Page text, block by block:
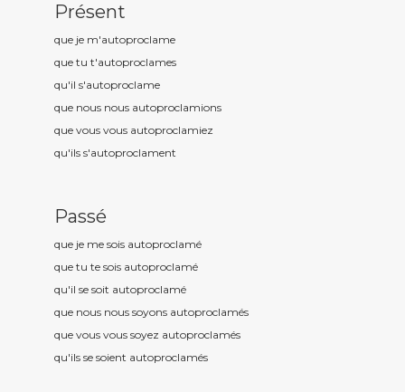
Présent
que je m'autoproclame
que tu t'autoproclames
qu'il s'autoproclame
que nous nous autoproclamions
que vous vous autoproclamiez
qu'ils s'autoproclament
Passé
que je me sois autoproclamé
que tu te sois autoproclamé
qu'il se soit autoproclamé
que nous nous soyons autoproclamés
que vous vous soyez autoproclamés
qu'ils se soient autoproclamés